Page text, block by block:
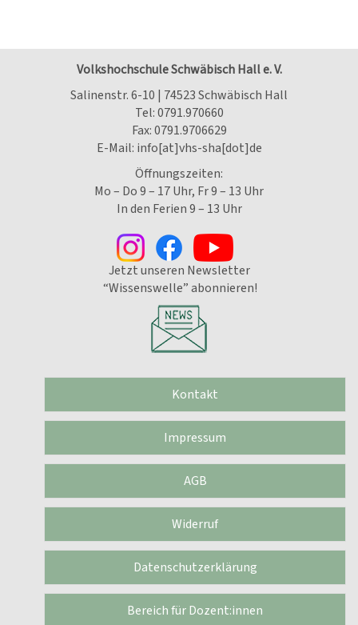
Volkshochschule Schwäbisch Hall e. V.
Salinenstr. 6-10 | 74523 Schwäbisch Hall
Tel:0791.970660
Fax: 0791.9706629
E-Mail: info[at]vhs-sha[dot]de
Öffnungszeiten:
Mo – Do 9 – 17 Uhr, Fr 9 – 13 Uhr
In den Ferien 9 – 13 Uhr
Jetzt unseren Newsletter
“Wissenswelle” abonnieren!
Kontakt
Impressum
AGB
Widerruf
Datenschutzerklärung
Bereich für Dozent:innen